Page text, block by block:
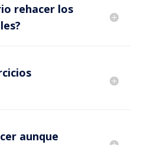
rehacer los
aunque